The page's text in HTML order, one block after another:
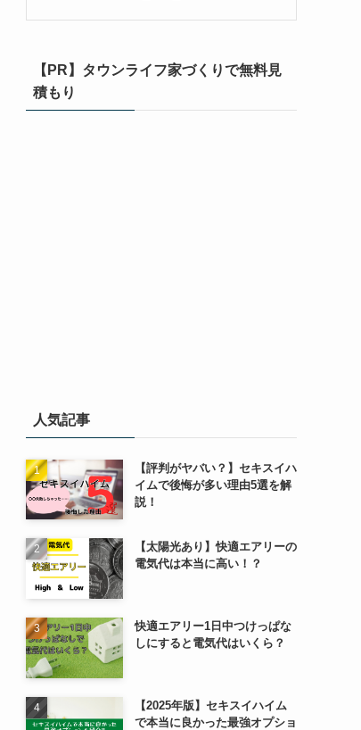
【PR】タウンライフ家づくりで無料見
積もり
人気記事
【評判がヤバい？】セキスイハ
イムで後悔が多い理由5選を解
説！
【太陽光あり】快適エアリーの
電気代は本当に高い！？
快適エアリー1日中つけっぱな
しにすると電気代はいくら？
【2025年版】セキスイハイム
で本当に良かった最強オプショ